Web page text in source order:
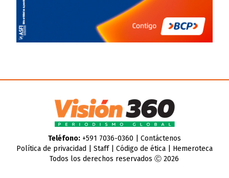
Teléfono:+591 7036-0360 | Contáctenos
Política de privacidad
Staff| Código de ética| Hemeroteca
Todos los derechos reservados Ⓒ 2026